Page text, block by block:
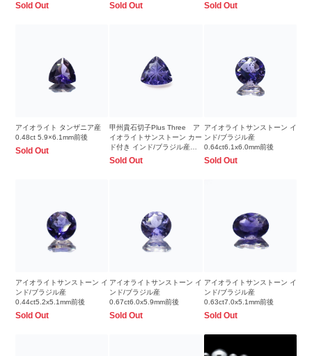
Sold Out Sold Out Sold Out
アイオライト タンザニア産
0.48ct 5.9×6.1mm前後
Sold Out
甲州貴石切子Plus Three ア
イオライトサンストーン カー
ド付き インド/ブラジル産
1.01ct8.1x7.9mm前後
Sold Out
アイオライトサンストーン イ
ンド/ブラジル産
0.64ct6.1x6.0mm前後
Sold Out
アイオライトサンストーン イ
ンド/ブラジル産
0.44ct5.2x5.1mm前後
Sold Out
アイオライトサンストーン イ
ンド/ブラジル産
0.67ct6.0x5.9mm前後
Sold Out
アイオライトサンストーン イ
ンド/ブラジル産
0.63ct7.0x5.1mm前後
Sold Out